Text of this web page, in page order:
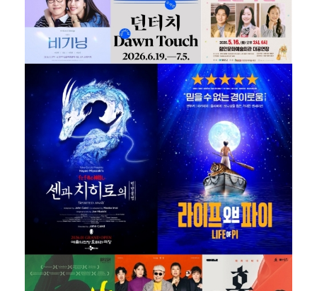
'서명관·야고 연속골' 울산, 동해안 더비서 포항 제압…